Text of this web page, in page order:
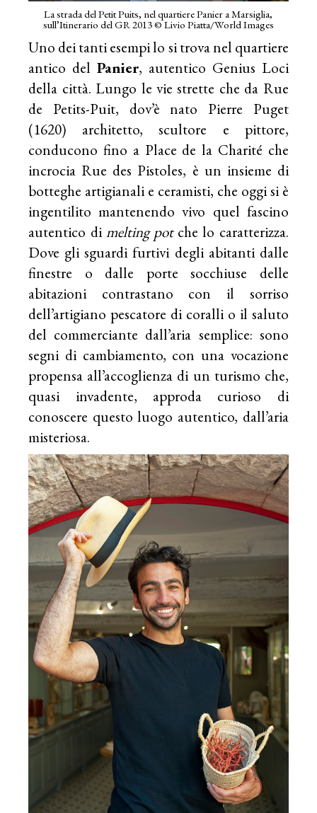
La strada del Petit Puits, nel quartiere Panier a Marsiglia,
sull’Itinerario del GR 2013 © Livio Piatta/World Images
Uno dei tanti esempi lo si trova nel quartiere
antico delPanier, autentico Genius Loci
della città. Lungo le vie strette che da Rue
de Petits-Puit, dov’è nato Pierre Puget
(1620) architetto, scultore e pittore,
conducono fino a Place de la Charité che
incrocia Rue des Pistoles, è un insieme di
botteghe artigianali e ceramisti, che oggi si è
ingentilito mantenendo vivo quel fascino
autentico dimelting potche lo caratterizza.
Dove gli sguardi furtivi degli abitanti dalle
finestre o dalle porte socchiuse delle
abitazioni contrastano con il sorriso
dell’artigiano pescatore di coralli o il saluto
del commerciante dall’aria semplice: sono
segni di cambiamento, con una vocazione
propensa all’accoglienza di un turismo che,
quasi invadente, approda curioso di
conoscere questo luogo autentico, dall’aria
misteriosa.